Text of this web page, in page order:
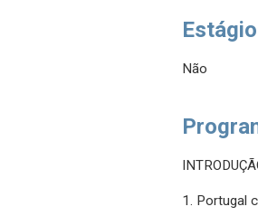
Não
1. Portugal